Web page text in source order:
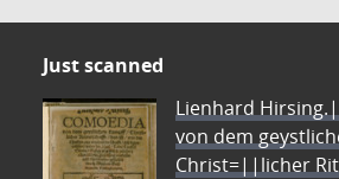
Just scanned
Lienhard
von dem
Christ=||licher